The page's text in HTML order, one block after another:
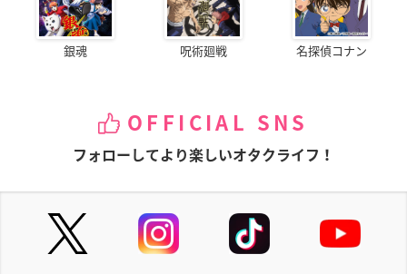
銀魂 呪術廻戦 名探偵コナン
OFFICIAL SNS
フォローしてより楽しいオタクライフ！